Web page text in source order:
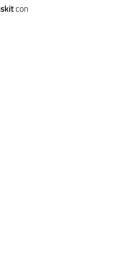
con